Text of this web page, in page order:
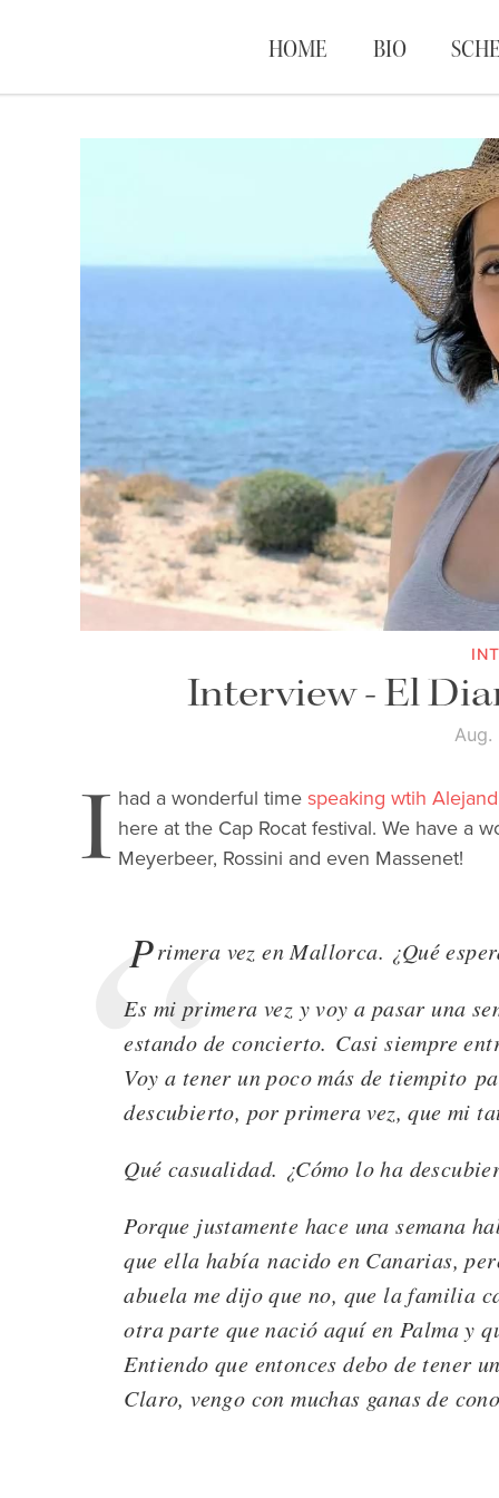
HOME BIO
Interview - El
Aug.
I had a wonderful time speaking wtih
here at the Cap Rocat festival. We have a
Meyerbeer, Rossini and even Massenet!
Primera vez en Mallorca. ¿Qué
Es mi primera vez y voy a pasar una
estando de concierto. Casi siempre
Voy a tener un poco más de tiempito
descubierto, por primera vez, que mi
Qué casualidad. ¿Cómo lo ha
Porque justamente hace una semana
que ella había nacido en Canarias,
abuela me dijo que no, que la familia
otra parte que nació aquí en Palma y
Entiendo que entonces debo de
Claro, vengo con muchas ganas de